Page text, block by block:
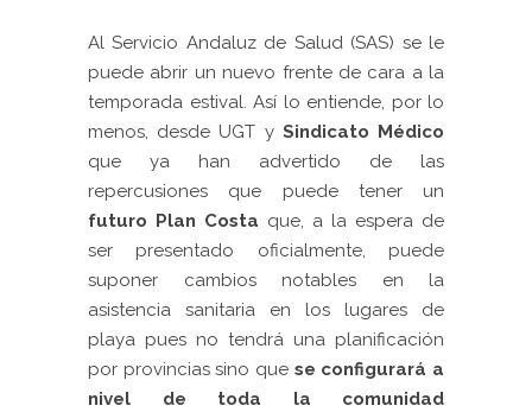
Al Servicio Andaluz de Salud (SAS) se le
puede abrir un nuevo frente de cara a la
temporada estival. Así lo entiende, por lo
menos, desde UGT y Sindicato Médico
que ya han advertido de las
repercusiones que puede tener un
futuro Plan Costa que, a la espera de
ser presentado oficialmente, puede
suponer cambios notables en la
asistencia sanitaria en los lugares de
playa pues no tendrá una planificación
por provincias sino que se configurará a
nivel de toda la comunidad